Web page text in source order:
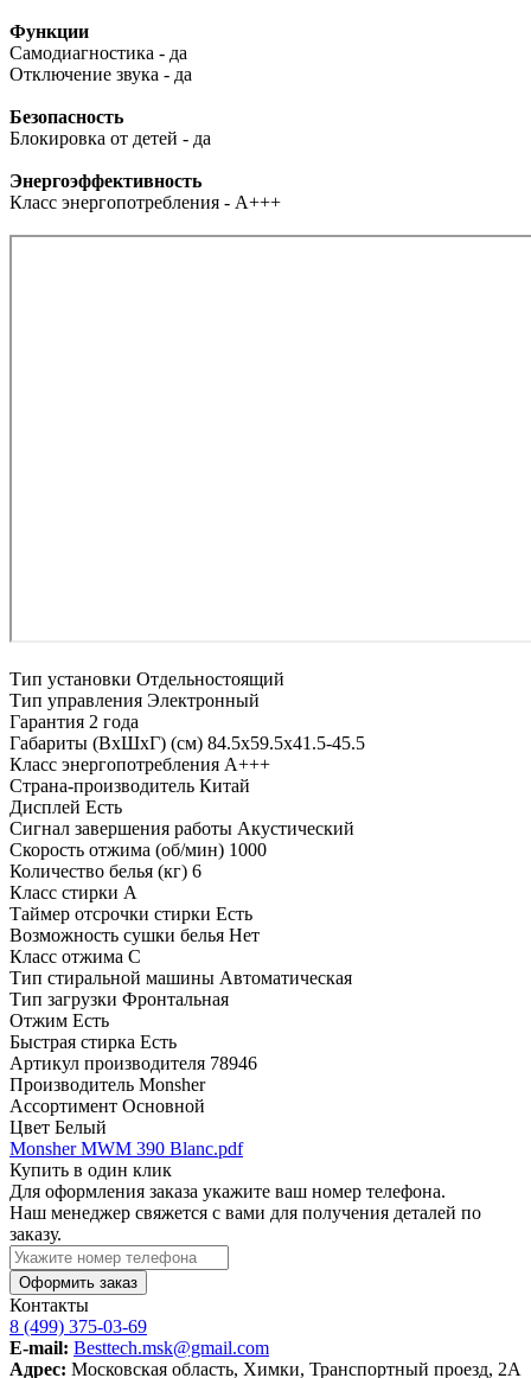
Функции
Самодиагностика - да
Отключение звука - да
Безопасность
Блокировка от детей - да
Энергоэффективность
Класс энергопотребления - A+++
Тип установки Отдельностоящий
Тип управления Электронный
Гарантия 2 года
Габариты (ВхШхГ) (см) 84.5х59.5х41.5-45.5
Класс энергопотребления A+++
Страна-производитель Китай
Дисплей Есть
Сигнал завершения работы Акустический
Скорость отжима (об/мин) 1000
Количество белья (кг) 6
Класс стирки A
Таймер отсрочки стирки Есть
Возможность сушки белья Нет
Класс отжима C
Тип стиральной машины Автоматическая
Тип загрузки Фронтальная
Отжим Есть
Быстрая стирка Есть
Артикул производителя 78946
Производитель Monsher
Ассортимент Основной
Цвет Белый
Monsher MWM 390 Blanc.pdf
Купить в один клик
Для оформления заказа укажите ваш номер телефона.
Наш менеджер свяжется с вами для получения деталей по
заказу.
Оформить заказ
Контакты
8 (499) 375-03-69
E-mail: Besttech.msk@gmail.com
Адрес: Московская область, Химки, Транспортный проезд, 2А